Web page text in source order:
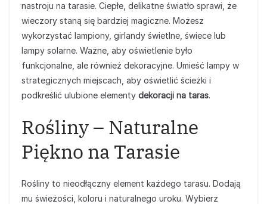
nastroju na tarasie. Ciepłe, delikatne światło sprawi, że
wieczory staną się bardziej magiczne. Możesz
wykorzystać lampiony, girlandy świetlne, świece lub
lampy solarne. Ważne, aby oświetlenie było
funkcjonalne, ale również dekoracyjne. Umieść lampy w
strategicznych miejscach, aby oświetlić ścieżki i
podkreślić ulubione elementy dekoracji na taras.
Rośliny – Naturalne
Piękno na Tarasie
Rośliny to nieodłączny element każdego tarasu. Dodają
mu świeżości, koloru i naturalnego uroku. Wybierz